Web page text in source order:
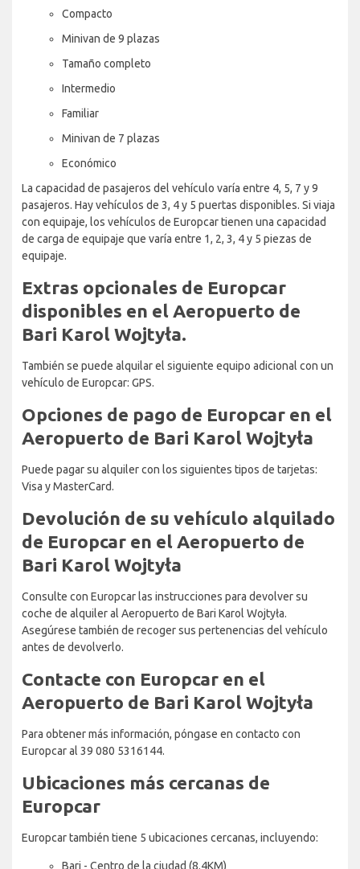
Compacto
Minivan de 9 plazas
Tamaño completo
Intermedio
Familiar
Minivan de 7 plazas
Económico
La capacidad de pasajeros del vehículo varía entre 4, 5, 7 y 9
pasajeros. Hay vehículos de 3, 4 y 5 puertas disponibles. Si viaja
con equipaje, los vehículos de Europcar tienen una capacidad
de carga de equipaje que varía entre 1, 2, 3, 4 y 5 piezas de
equipaje.
Extras opcionales de Europcar
disponibles en el Aeropuerto de
Bari Karol Wojtyła.
También se puede alquilar el siguiente equipo adicional con un
vehículo de Europcar: GPS.
Opciones de pago de Europcar en el
Aeropuerto de Bari Karol Wojtyła
Puede pagar su alquiler con los siguientes tipos de tarjetas:
Visa y MasterCard.
Devolución de su vehículo alquilado
de Europcar en el Aeropuerto de
Bari Karol Wojtyła
Consulte con Europcar las instrucciones para devolver su
coche de alquiler al Aeropuerto de Bari Karol Wojtyła.
Asegúrese también de recoger sus pertenencias del vehículo
antes de devolverlo.
Contacte con Europcar en el
Aeropuerto de Bari Karol Wojtyła
Para obtener más información, póngase en contacto con
Europcar al 39 080 5316144.
Ubicaciones más cercanas de
Europcar
Europcar también tiene 5 ubicaciones cercanas, incluyendo:
Bari - Centro de la ciudad (8.4KM)